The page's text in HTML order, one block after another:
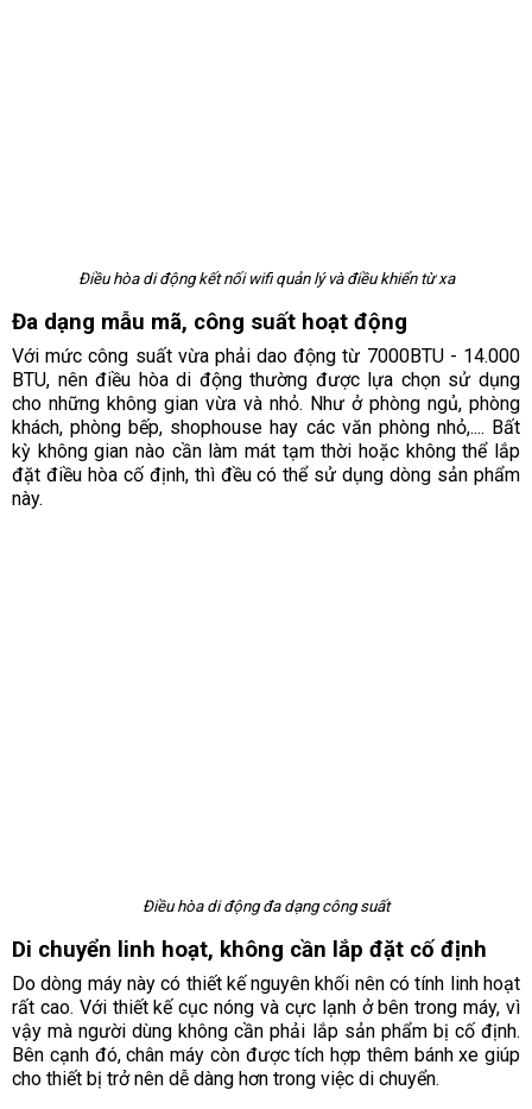
Điều hòa di động kết nối wifi quản lý và điều khiển từ xa
Đa dạng mẫu mã, công suất hoạt động
Với mức công suất vừa phải dao động từ 7000BTU - 14.000
BTU, nên điều hòa di động thường được lựa chọn sử dụng
cho những không gian vừa và nhỏ. Như ở phòng ngủ, phòng
khách, phòng bếp, shophouse hay các văn phòng nhỏ,.... Bất
kỳ không gian nào cần làm mát tạm thời hoặc không thể lắp
đặt điều hòa cố định, thì đều có thể sử dụng dòng sản phẩm
này.
Điều hòa di động đa dạng công suất
Di chuyển linh hoạt, không cần lắp đặt cố định
Do dòng máy này có thiết kế nguyên khối nên có tính linh hoạt
rất cao. Với thiết kế cục nóng và cực lạnh ở bên trong máy, vì
vậy mà người dùng không cần phải lắp sản phẩm bị cố định.
Bên cạnh đó, chân máy còn được tích hợp thêm bánh xe giúp
cho thiết bị trở nên dễ dàng hơn trong việc di chuyển.